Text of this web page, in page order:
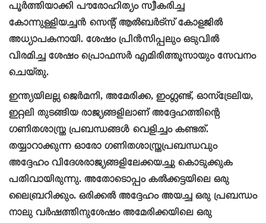
പൂർത്തിയാക്കി പൗരോഹിത്യം സ്വീകരിച്ച
കോന്നുള്ളിയച്ചൻ സെന്റ് ആൽബർട്സ് കോളജിൽ
അധ്യാപകനായി. ശേഷം പ്രിൻസിപ്പലും ഒടുവിൽ
വിരമിച്ച ശേഷം പ്രൊഫസർ എമിരിത്തൂസായും സേവനം
ചെയ്തു.
ഇന്ത്യയിലല്ല ജെർമനി, അമേരിക്ക, ഇംഗ്ലണ്ട്, ഓസ്ട്രേലിയ,
ഇറ്റലി തുടങ്ങിയ രാജ്യങ്ങളിലാണ് അദ്ദേഹത്തിന്റെ
ഗണിതശാസ്ത്ര പ്രബന്ധങ്ങൾ വെളിച്ചം കണ്ടത്.
തയ്യാറാക്കുന്ന ഓരോ ഗണിതശാസ്ത്രപ്രബന്ധവും
അദ്ദേഹം വിദേശരാജ്യങ്ങളിലേക്കയച്ചു കൊടുക്കുക
പതിവായിരുന്നു. അതോടൊപ്പം കൽക്കട്ടയിലെ ഒരു
ലൈബ്രറിക്കും. ഒരിക്കൽ അദ്ദേഹം അയച്ച ഒരു പ്രബന്ധം
നാലു വർഷത്തിനുശേഷം അമേരിക്കയിലെ ഒരു